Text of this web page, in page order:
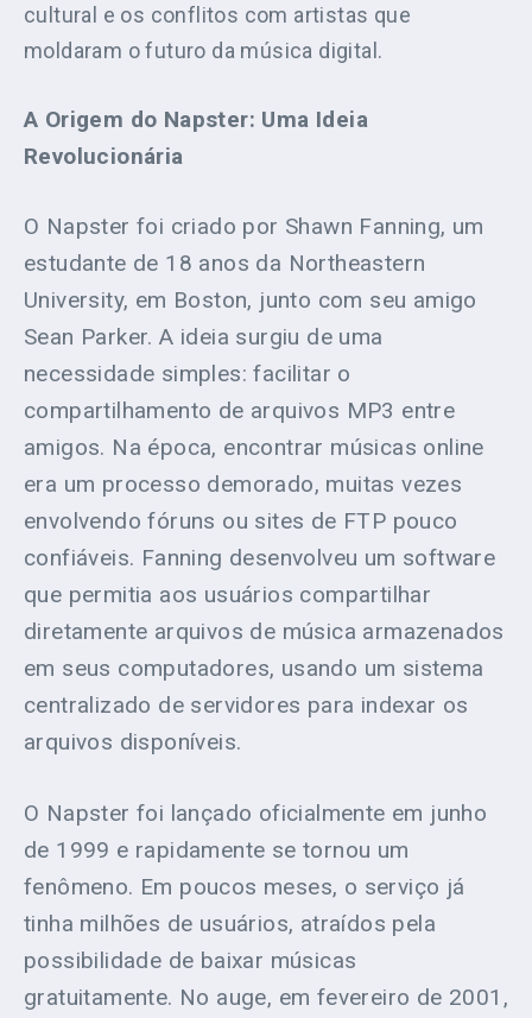
cultural e os conflitos com artistas que
moldaram o futuro da música digital.
A Origem do Napster: Uma Ideia
Revolucionária
O Napster foi criado por Shawn Fanning, um
estudante de 18 anos da Northeastern
University, em Boston, junto com seu amigo
Sean Parker. A ideia surgiu de uma
necessidade simples: facilitar o
compartilhamento de arquivos MP3 entre
amigos. Na época, encontrar músicas online
era um processo demorado, muitas vezes
envolvendo fóruns ou sites de FTP pouco
confiáveis. Fanning desenvolveu um software
que permitia aos usuários compartilhar
diretamente arquivos de música armazenados
em seus computadores, usando um sistema
centralizado de servidores para indexar os
arquivos disponíveis.
O Napster foi lançado oficialmente em junho
de 1999 e rapidamente se tornou um
fenômeno. Em poucos meses, o serviço já
tinha milhões de usuários, atraídos pela
possibilidade de baixar músicas
gratuitamente. No auge, em fevereiro de 2001,